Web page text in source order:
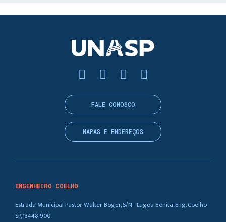
ENGENHEIRO COELHO
Estrada Municipal Pastor Walter Boger, S/N - Lagoa Bonita, Eng. Coelho -
SP, 13448-900
FALE CONOSCO
MAPAS E ENDEREÇOS